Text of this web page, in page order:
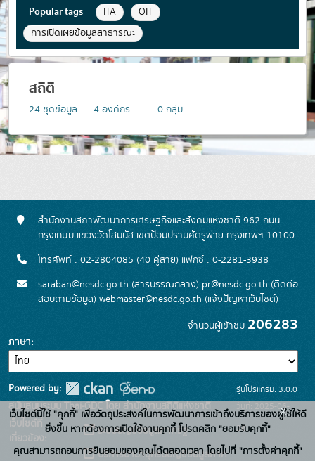
Popular tags ITA
OIT
การเปิดเผยข้อมูลสาธารณะ
สถิติ
24 ชุดข้อมูล 4องค์กร 0 กลุ่ม
สำนักงานสภาพัฒนาการเศรษฐกิจและสังคมแห่งชาติ 962 ถนน
กรุงเกษม แขวงวัดโสมนัส เขตป้อมปราบศัตรูพ่าย กรุงเทพฯ 10100
โทรศัพท์ : 02-2804085 (40 คู่สาย) แฟกซ์ : 0-2281-3938
saraban@nesdc.go.th (สารบรรณกลาง) pr@nesdc.go.th (ติดต่อ
สอบถามข้อมูล) webmaster@nesdc.go.th (แจ้งปัญหาเว็บไซต์)
จำนวนผู้เข้าชม 206283
ภาษา
Powered by:
สนับสนุนระบบ Thai-GDC โดย สำนักงานสถิติแห่งชาติ
เว็บไซต์ที่
เกี่ยวข้อง:
ระบบบัญชีข้อมูลภาครัฐ
บริการนามานุกรมบัญชีข้อมูลภาค
รุ่นโปรแกรม: 3.0.0
วันที่: 2025-06-
26
เว็บไซต์นี้ใช้ "คุกกี้" เพื่อวัตถุประสงค์ในการพัฒนาการเข้าถึงบริการของผู้ใช้ให้ดี
ยิ่งขึ้น หากต้องการเปิดใช้งานคุกกี้ โปรดคลิก "ยอมรับคุกกี้"
คุณสามารถถอนการยินยอมของคุณได้ตลอดเวลา โดยไปที่ "การตั้งค่าคุกกี้"
x